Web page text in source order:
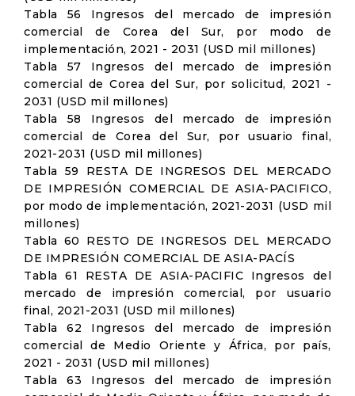
Tabla 56 Ingresos del mercado de impresión
comercial de Corea del Sur, por modo de
implementación, 2021 - 2031 (USD mil millones)
Tabla 57 Ingresos del mercado de impresión
comercial de Corea del Sur, por solicitud, 2021 -
2031 (USD mil millones)
Tabla 58 Ingresos del mercado de impresión
comercial de Corea del Sur, por usuario final,
2021-2031 (USD mil millones)
Tabla 59 RESTA DE INGRESOS DEL MERCADO
DE IMPRESIÓN COMERCIAL DE ASIA-PACIFICO,
por modo de implementación, 2021-2031 (USD mil
millones)
Tabla 60 RESTO DE INGRESOS DEL MERCADO
DE IMPRESIÓN COMERCIAL DE ASIA-PACÍS
Tabla 61 RESTA DE ASIA-PACIFIC Ingresos del
mercado de impresión comercial, por usuario
final, 2021-2031 (USD mil millones)
Tabla 62 Ingresos del mercado de impresión
comercial de Medio Oriente y África, por país,
2021 - 2031 (USD mil millones)
Tabla 63 Ingresos del mercado de impresión